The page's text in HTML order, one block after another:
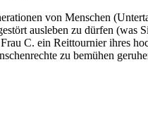
von Menschen
ausleben zu dürfen (was
C. ein Reittournier ihres
zu bemühen